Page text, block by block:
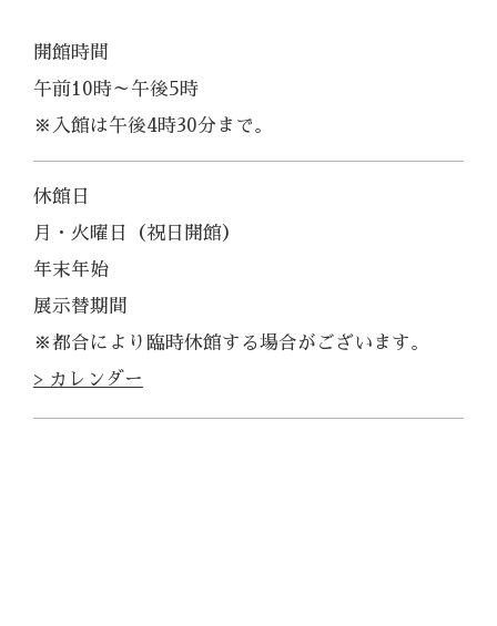
開館時間
午前10時～午後5時
※入館は午後4時30分まで。
休館日
月・火曜日（祝日開館）
年末年始
展示替期間
※都合により臨時休館する場合がございます。
> カレンダー